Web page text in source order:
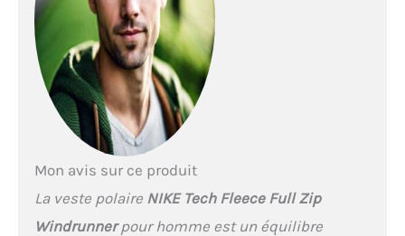
Mon avis sur ce produit
La veste polaire NIKE Tech Fleece Full Zip
Windrunnerpour homme est un équilibre